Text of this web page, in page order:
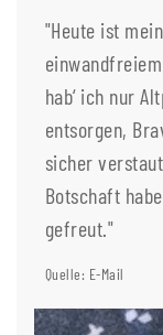
"Heute ist
hab‘ ich nur
entsorgen,
sicher
Botschaft
gefreut."
Quelle: E-Mail